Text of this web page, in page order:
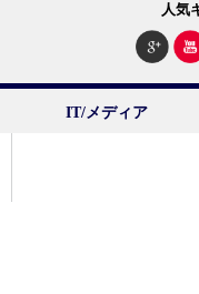
人気
IT/メディア